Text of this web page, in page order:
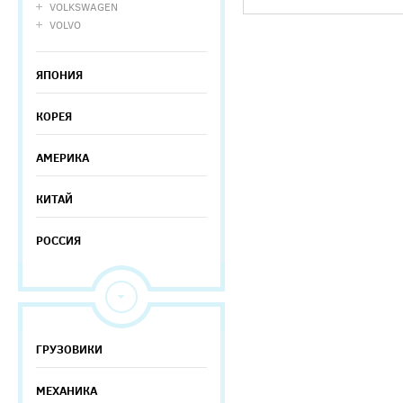
VOLKSWAGEN
VOLVO
ЯПОНИЯ
КОРЕЯ
АМЕРИКА
КИТАЙ
РОССИЯ
ГРУЗОВИКИ
МЕХАНИКА